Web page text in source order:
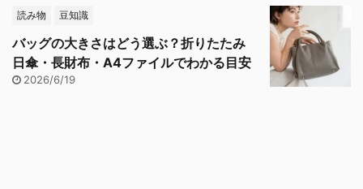
読み物 豆知識
バッグの大きさはどう選ぶ？折りたたみ
日傘・長財布・A4ファイルでわかる目安
2026/6/19